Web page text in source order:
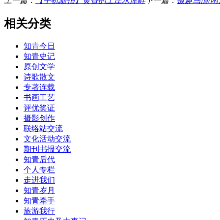
相关分类
知青今日
知青史记
原创文学
诗歌散文
专著连载
书画工艺
评优奖证
摄影创作
联络站交流
文化活动交流
期刊书报交流
知青后代
个人专栏
走进我们
知青岁月
知青牵手
旅游我行